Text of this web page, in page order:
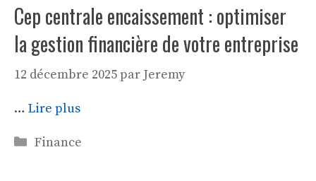
Cep centrale encaissement : optimiser
la gestion financière de votre entreprise
12 décembre 2025par Jeremy
… Lire plus
Catégories
Finance